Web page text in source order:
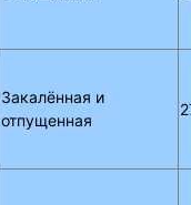
Закалённая и
отпущенная